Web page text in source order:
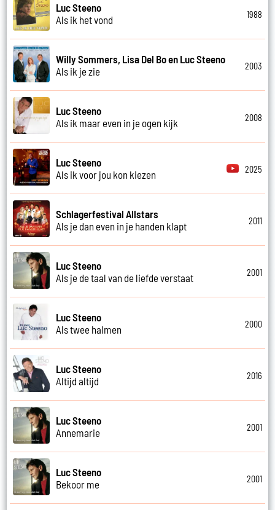
Luc Steeno
Als ik het vond
1988
Willy Sommers, Lisa Del Bo en Luc Steeno
Als ik je zie
2003
Luc Steeno
Als ik maar even in je ogen kijk
2008
Luc Steeno
Als ik voor jou kon kiezen
2025
Schlagerfestival Allstars
Als je dan even in je handen klapt
2011
Luc Steeno
Als je de taal van de liefde verstaat
2001
Luc Steeno
Als twee halmen
2000
Luc Steeno
Altijd altijd
2016
Luc Steeno
Annemarie
2001
Luc Steeno
Bekoor me
2001